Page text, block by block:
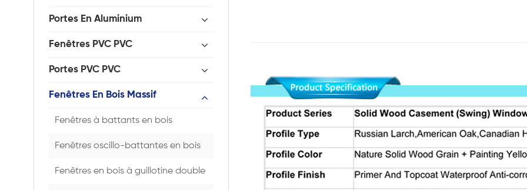
Portes En Aluminium
Fenêtres PVC PVC
Portes PVC PVC
Fenêtres En Bois Massif
Fenêtres à battants en bois
Fenêtres oscillo-battantes en bois
Fenêtres en bois à guillotine double